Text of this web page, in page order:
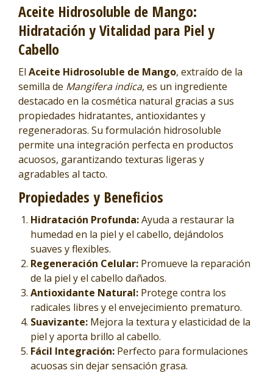
Aceite Hidrosoluble de Mango:
Hidratación y Vitalidad para Piel y
Cabello
El Aceite Hidrosoluble de Mango, extraído de la
semilla de Mangifera indica, es un ingrediente
destacado en la cosmética natural gracias a sus
propiedades hidratantes, antioxidantes y
regeneradoras. Su formulación hidrosoluble
permite una integración perfecta en productos
acuosos, garantizando texturas ligeras y
agradables al tacto.
Propiedades y Beneficios
Hidratación Profunda:Ayuda a restaurar la
humedad en la piel y el cabello, dejándolos
suaves y flexibles.
Regeneración Celular: Promueve la reparación
de la piel y el cabello dañados.
Antioxidante Natural: Protege contra los
radicales libres y el envejecimiento prematuro.
Suavizante: Mejora la textura y elasticidad de la
piel y aporta brillo al cabello.
Fácil Integración: Perfecto para formulaciones
acuosas sin dejar sensación grasa.